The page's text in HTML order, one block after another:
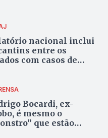
nacional inclui
entre os
com casos de
Bocardi, ex-
é mesmo o
que estão